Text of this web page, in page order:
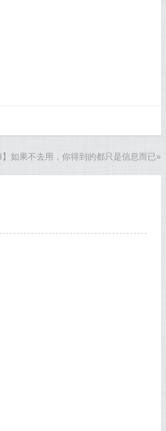
】如果不去用，你得到的都只是信息而已»